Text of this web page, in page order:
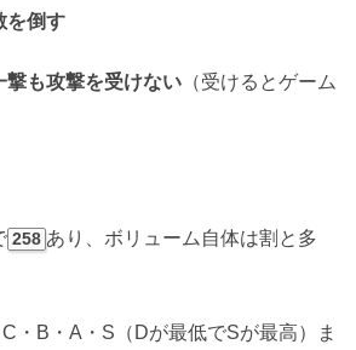
を倒す
撃も攻撃を受けない （受けるとゲーム
258 あり、ボリューム自体は割と多
・B・A・S（Dが最低でSが最高）ま